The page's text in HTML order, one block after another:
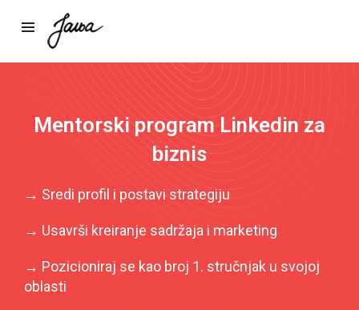
Mentorski program Linkedin za
biznis
→ Sredi profil i postavi strategiju
→ Usavrši kreiranje sadržaja i marketing
→ Pozicioniraj se kao broj 1. stručnjak u svojoj
oblasti